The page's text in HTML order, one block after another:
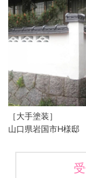
［大手塗装］
山口県岩国市H様邸